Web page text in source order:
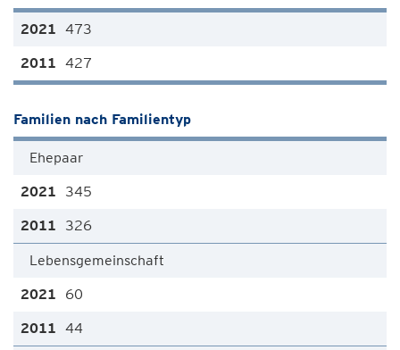
473
427
Familien nach Familientyp
Ehepaar
345
326
Lebensgemeinschaft
60
44